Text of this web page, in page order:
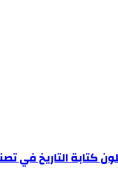
التاريخ في تصنيف